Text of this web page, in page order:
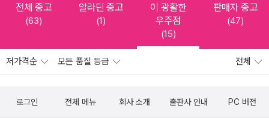
전체 중고
(63)
알라딘 중고
(1)
이 광활한
우주점
(15)
판매자 중고
(47)
저가격순 모든 품질 등급 전체
로그인 전체 메뉴 회사 소개 출판사 안내 PC 버전